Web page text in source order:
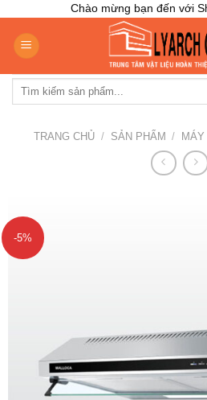
content
Chào mừng bạn đến với
Tìm
TRANG CHỦ / SẢN PHẨM /
-5%